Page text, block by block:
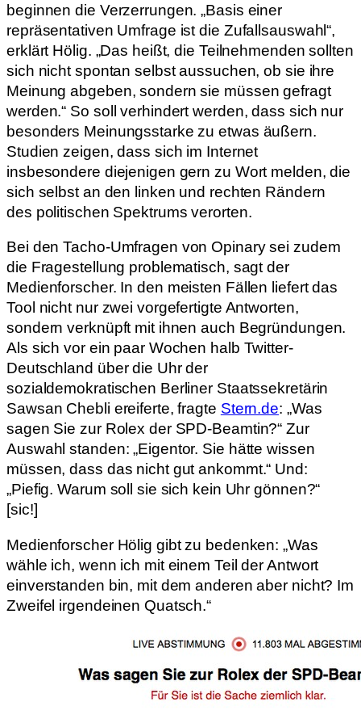
beginnen die Verzerrungen. „Basis einer
repräsentativen Umfrage ist die Zufallsauswahl“,
erklärt Hölig. „Das heißt, die Teilnehmenden sollten
sich nicht spontan selbst aussuchen, ob sie ihre
Meinung abgeben, sondern sie müssen gefragt
werden.“ So soll verhindert werden, dass sich nur
besonders Meinungsstarke zu etwas äußern.
Studien zeigen, dass sich im Internet
insbesondere diejenigen gern zu Wort melden, die
sich selbst an den linken und rechten Rändern
des politischen Spektrums verorten.
Bei den Tacho-Umfragen von Opinary sei zudem
die Fragestellung problematisch, sagt der
Medienforscher. In den meisten Fällen liefert das
Tool nicht nur zwei vorgefertigte Antworten,
sondern verknüpft mit ihnen auch Begründungen.
Als sich vor ein paar Wochen halb Twitter-
Deutschland über die Uhr der
sozialdemokratischen Berliner Staatssekretärin
Sawsan Chebli ereiferte, fragte Stern.de: „Was
sagen Sie zur Rolex der SPD-Beamtin?“ Zur
Auswahl standen: „Eigentor. Sie hätte wissen
müssen, dass das nicht gut ankommt.“ Und:
„Piefig. Warum soll sie sich kein Uhr gönnen?“
[sic!]
Medienforscher Hölig gibt zu bedenken: „Was
wähle ich, wenn ich mit einem Teil der Antwort
einverstanden bin, mit dem anderen aber nicht? Im
Zweifel irgendeinen Quatsch.“